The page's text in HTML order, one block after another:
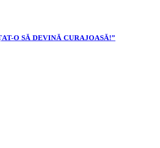
O SĂ DEVINĂ CURAJOASĂ!”